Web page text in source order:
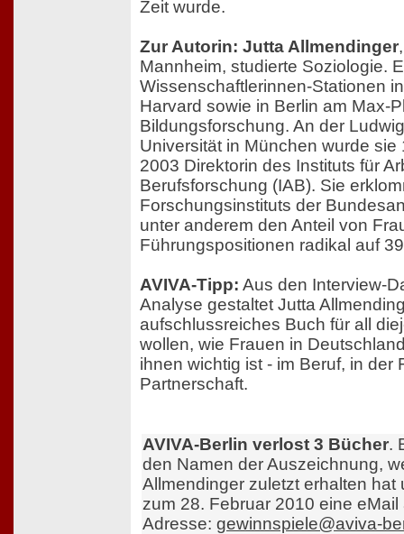
Zeit wurde.
Zur Autorin: Jutta Allmendinger
Mannheim, studierte Soziologie.
Wissenschaftlerinnen-Stationen
Harvard sowie in Berlin am Max-
Bildungsforschung. An der
Universität in München wurde
2003 Direktorin des Instituts für
Berufsforschung (IAB). Sie
Forschungsinstituts der
unter anderem den Anteil von
Führungspositionen radikal auf
AVIVA-Tipp: Aus den Interview-
Analyse gestaltet Jutta
aufschlussreiches Buch für all
wollen, wie Frauen in
ihnen wichtig ist - im Beruf, in der
Partnerschaft.
AVIVA-Berlin verlost 3 Bücher.
den Namen der Auszeichnung,
Allmendinger zuletzt erhalten hat
zum 28. Februar 2010 eine
Adresse: gewinnspiele@aviva-